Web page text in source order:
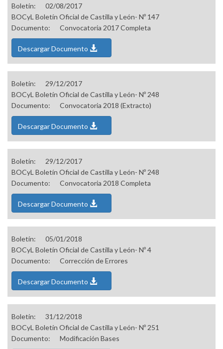
Boletín:
02/08/2017
BOCyL Boletín Oficial de Castilla y León- Nº 147
Documento:
Convocatoria 2017 Completa
Descargar Documento
Boletín:
29/12/2017
BOCyL Boletín Oficial de Castilla y León- Nº 248
Documento:
Convocatoria 2018 (Extracto)
Descargar Documento
Boletín:
29/12/2017
BOCyL Boletín Oficial de Castilla y León- Nº 248
Documento:
Convocatoria 2018 Completa
Descargar Documento
Boletín:
05/01/2018
BOCyL Boletín Oficial de Castilla y León- Nº 4
Documento:
Corrección de Errores
Descargar Documento
Boletín:
31/12/2018
BOCyL Boletín Oficial de Castilla y León- Nº 251
Documento:
Modificación Bases